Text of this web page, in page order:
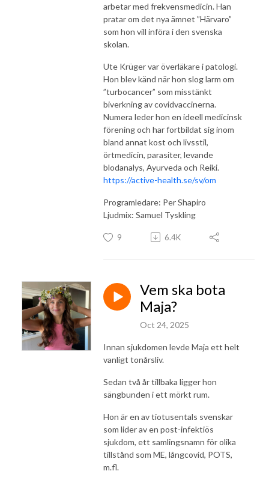
arbetar med frekvensmedicin. Han
pratar om det nya ämnet ”Härvaro”
som hon vill införa i den svenska
skolan.
Ute Krüger var överläkare i patologi.
Hon blev känd när hon slog larm om
”turbocancer” som misstänkt
biverkning av covidvaccinerna.
Numera leder hon en ideell medicinsk
förening och har fortbildat sig inom
bland annat kost och livsstil,
örtmedicin, parasiter, levande
blodanalys, Ayurveda och Reiki.
https://active-health.se/sv/om
Programledare: Per Shapiro
Ljudmix: Samuel Tyskling
9 6.4K
Vem ska bota
Maja?
Oct 24, 2025
Innan sjukdomen levde Maja ett helt
vanligt tonårsliv.
Sedan två år tillbaka ligger hon
sängbunden i ett mörkt rum.
Hon är en av tiotusentals svenskar
som lider av en post-infektiös
sjukdom, ett samlingsnamn för olika
tillstånd som ME, långcovid, POTS,
m.fl.